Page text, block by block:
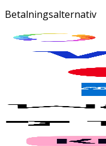
Betalningsalternativ